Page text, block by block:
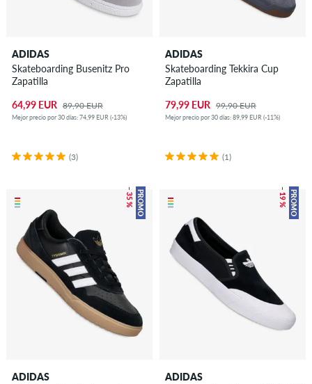
ADIDAS
Skateboarding Busenitz Pro
Zapatilla
64,99 EUR 89,90 EUR
Mejor precio por 30 días: 74,99 EUR (-13%)
(3)
ADIDAS
Skateboarding Tekkira Cup
Zapatilla
79,99 EUR 99,90 EUR
Mejor precio por 30 días: 89,99 EUR (-11%)
(1)
PROMO
– 35 %
ADIDAS
PROMO
– 19 %
ADIDAS